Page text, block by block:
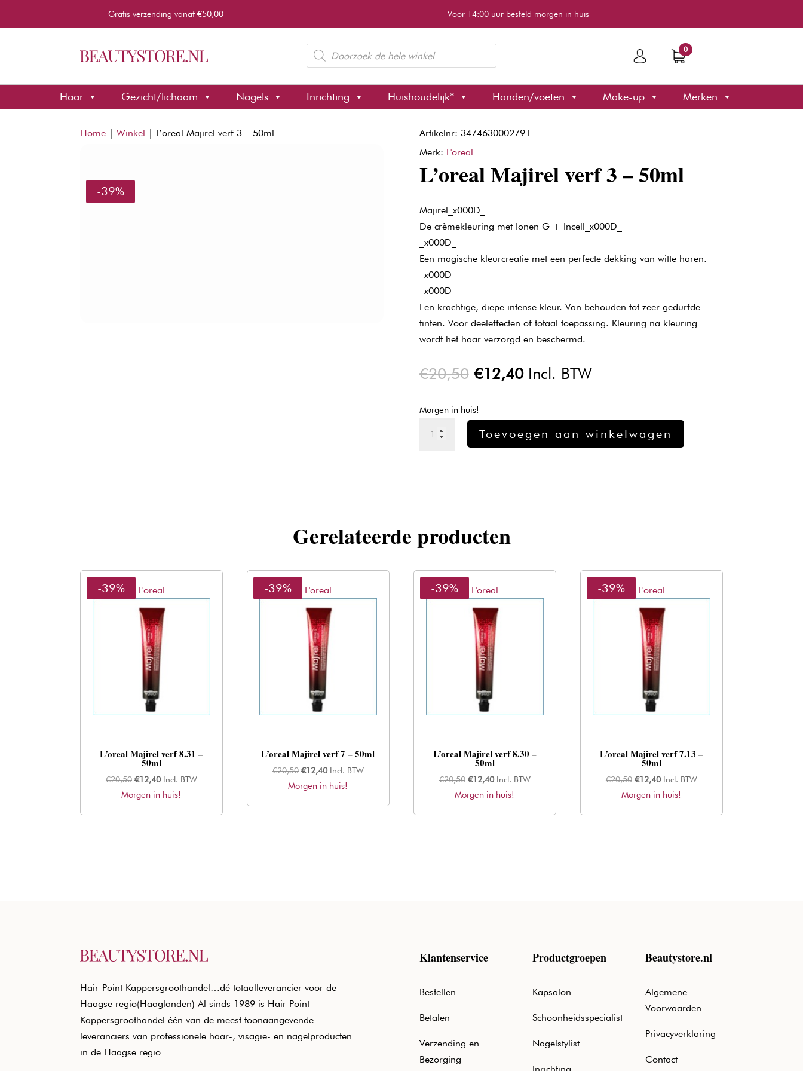
Gratis verzending vanaf €50,00 Voor 14:00 uur besteld morgen in huis
Producten
zoeken
0
Haar Gezicht/lichaam Nagels Inrichting Huishoudelijk* Handen/voeten Make-up Merken
Home |Winkel | L’oreal Majirel verf 3 – 50ml
-39%
Artikelnr: 3474630002791
Merk: L'oreal
L’oreal Majirel verf 3 – 50ml
Majirel_x000D_
De crèmekleuring met Ionen G + Incell_x000D_
_x000D_
Een magische kleurcreatie met een perfecte dekking van witte haren.
_x000D_
_x000D_
Een krachtige, diepe intense kleur. Van behouden tot zeer gedurfde
tinten. Voor deeleffecten of totaal toepassing. Kleuring na kleuring
wordt het haar verzorgd en beschermd.
€20,50 Oorspronkelijke
was:
€20,50.
€12,40Huidige
€12,40.
Incl. BTW
Morgen in huis!
Majirel
Toevoegen aan winkelwagen
Gerelateerde producten
L'oreal
-39%
L’oreal Majirel verf 8.31 –
50ml
€20,50 Oorspronkelijke
prijs
€12,40Huidige
prijs
Incl. BTW
Morgen in huis!
L'oreal
-39%
L’oreal Majirel verf 7 – 50ml
€20,50 Oorspronkelijke
prijs
€12,40Huidige
prijs
Incl. BTW
Morgen in huis!
L'oreal
-39%
L’oreal Majirel verf 8.30 –
50ml
€20,50 Oorspronkelijke
prijs
€12,40Huidige
prijs
Incl. BTW
Morgen in huis!
L'oreal
-39%
L’oreal Majirel verf 7.13 –
50ml
€20,50 Oorspronkelijke
prijs
€12,40Huidige
prijs
Incl. BTW
Morgen in huis!
Hair-Point Kappersgroothandel…dé totaalleverancier voor de
Haagse regio(Haaglanden) Al sinds 1989 is Hair Point
Kappersgroothandel één van de meest toonaangevende
leveranciers van professionele haar-, visagie- en nagelproducten
in de Haagse regio
Klantenservice
Bestellen
Betalen
Verzending en
Bezorging
Productgroepen
Kapsalon
Schoonheidsspecialist
Nagelstylist
Inrichting
Beautystore.nl
Algemene
Voorwaarden
Privacyverklaring
Contact